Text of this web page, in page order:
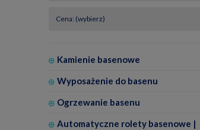
Cena: (wybierz)
Kamienie basenowe
Wyposażenie do basenu
Ogrzewanie basenu
Automatyczne rolety basenowe |